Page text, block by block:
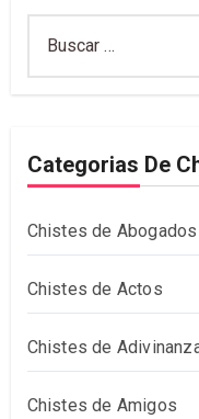
Categorias De
Chistes de Abogados
Chistes de Actos
Chistes de
Chistes de Amigos